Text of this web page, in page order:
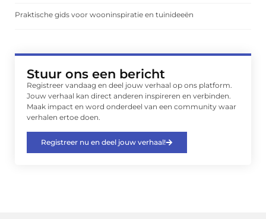
Praktische gids voor wooninspiratie en tuinideeën
Stuur ons een bericht
Registreer vandaag en deel jouw verhaal op ons platform.
Jouw verhaal kan direct anderen inspireren en verbinden.
Maak impact en word onderdeel van een community waar
verhalen ertoe doen.
Registreer nu en deel jouw verhaal!